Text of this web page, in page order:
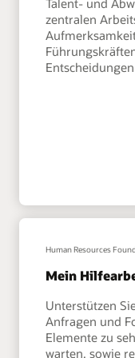
Talent- und
zentralen
Human Resources
Mein
Unterstützen
Anfragen und
Elemente zu
warten, sowie